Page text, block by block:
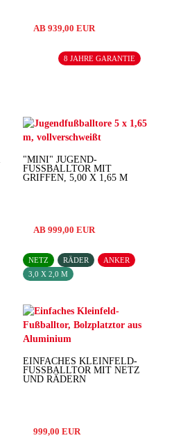
AB 939,00 EUR
8 JAHRE GARANTIE
"MINI" JUGEND-
FUSSBALLTOR MIT G
RIFFEN, 5,00 X 1,65 M
AB 999,00 EUR
NETZ RÄDER
ANKER
3,0 X 2,0 M
EINFACHES KLEINFELD-
FUSSBALLTOR MIT NETZ U
ND RÄDERN
999,00 EUR